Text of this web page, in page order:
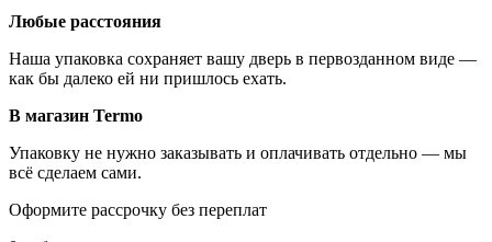
Любые расстояния
Наша упаковка сохраняет вашу дверь в первозданном виде —
как бы далеко ей ни пришлось ехать.
В магазин Termo
Упаковку не нужно заказывать и оплачивать отдельно — мы
всё сделаем сами.
Оформите рассрочку без переплат